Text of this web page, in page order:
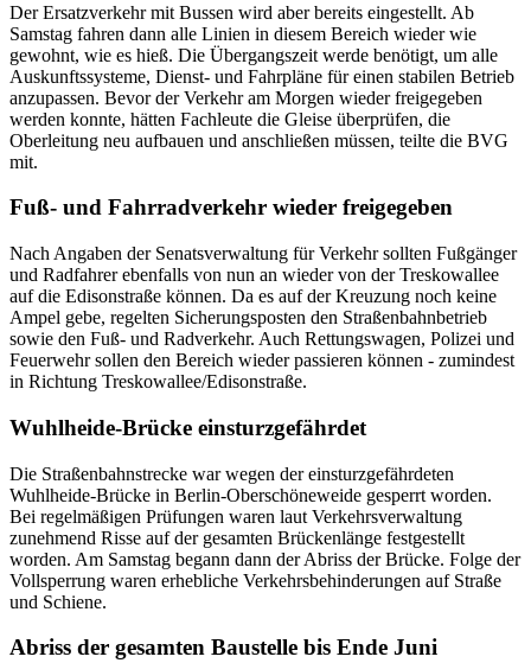
Der Ersatzverkehr mit Bussen wird aber bereits eingestellt. Ab
Samstag fahren dann alle Linien in diesem Bereich wieder wie
gewohnt, wie es hieß. Die Übergangszeit werde benötigt, um alle
Auskunftssysteme, Dienst- und Fahrpläne für einen stabilen Betrieb
anzupassen. Bevor der Verkehr am Morgen wieder freigegeben
werden konnte, hätten Fachleute die Gleise überprüfen, die
Oberleitung neu aufbauen und anschließen müssen, teilte die BVG
mit.
Fuß- und Fahrradverkehr wieder freigegeben
Nach Angaben der Senatsverwaltung für Verkehr sollten Fußgänger
und Radfahrer ebenfalls von nun an wieder von der Treskowallee
auf die Edisonstraße können. Da es auf der Kreuzung noch keine
Ampel gebe, regelten Sicherungsposten den Straßenbahnbetrieb
sowie den Fuß- und Radverkehr. Auch Rettungswagen, Polizei und
Feuerwehr sollen den Bereich wieder passieren können - zumindest
in Richtung Treskowallee/Edisonstraße.
Wuhlheide-Brücke einsturzgefährdet
Die Straßenbahnstrecke war wegen der einsturzgefährdeten
Wuhlheide-Brücke in Berlin-Oberschöneweide gesperrt worden.
Bei regelmäßigen Prüfungen waren laut Verkehrsverwaltung
zunehmend Risse auf der gesamten Brückenlänge festgestellt
worden. Am Samstag begann dann der Abriss der Brücke. Folge der
Vollsperrung waren erhebliche Verkehrsbehinderungen auf Straße
und Schiene.
Abriss der gesamten Baustelle bis Ende Juni